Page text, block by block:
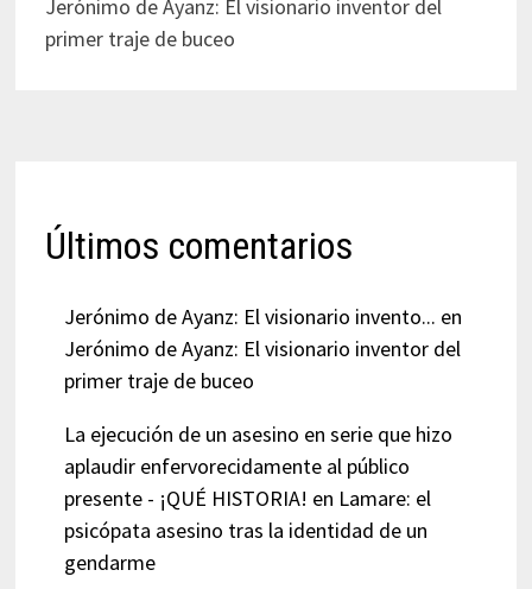
Jerónimo de Ayanz: El visionario inventor del
primer traje de buceo
Últimos comentarios
Jerónimo de Ayanz: El visionario invento... en
Jerónimo de Ayanz: El visionario inventor del
primer traje de buceo
La ejecución de un asesino en serie que hizo
aplaudir enfervorecidamente al público
presente - ¡QUÉ HISTORIA! en Lamare: el
psicópata asesino tras la identidad de un
gendarme